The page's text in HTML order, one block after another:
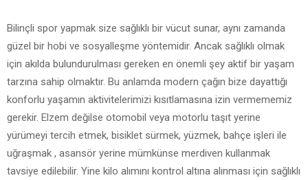
Bilinçli spor yapmak size sağlıklı bir vücut sunar, aynı zamanda
güzel bir hobi ve sosyalleşme yöntemidir. Ancak sağlıklı olmak
için akılda bulundurulması gereken en önemli şey aktif bir yaşam
tarzına sahip olmaktır. Bu anlamda modern çağın bize dayattığı
konforlu yaşamın aktivitelerimizi kısıtlamasına izin vermememiz
gerekir. Elzem değilse otomobil veya motorlu taşıt yerine
yürümeyi tercih etmek, bisiklet sürmek, yüzmek, bahçe işleri ile
uğraşmak , asansör yerine mümkünse merdiven kullanmak
tavsiye edilebilir. Yine kilo alımını kontrol altına alınması için sağlıklı